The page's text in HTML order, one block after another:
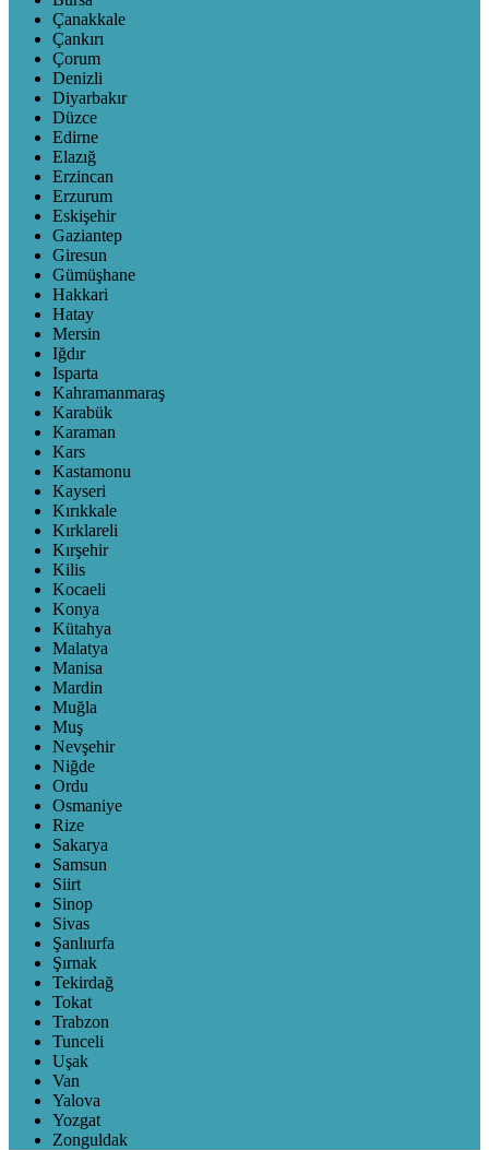
Çanakkale
Çankırı
Çorum
Denizli
Diyarbakır
Düzce
Edirne
Elazığ
Erzincan
Erzurum
Eskişehir
Gaziantep
Giresun
Gümüşhane
Hakkari
Hatay
Mersin
Iğdır
Isparta
Kahramanmaraş
Karabük
Karaman
Kars
Kastamonu
Kayseri
Kırıkkale
Kırklareli
Kırşehir
Kilis
Kocaeli
Konya
Kütahya
Malatya
Manisa
Mardin
Muğla
Muş
Nevşehir
Niğde
Ordu
Osmaniye
Rize
Sakarya
Samsun
Siirt
Sinop
Sivas
Şanlıurfa
Şırnak
Tekirdağ
Tokat
Trabzon
Tunceli
Uşak
Van
Yalova
Yozgat
Zonguldak